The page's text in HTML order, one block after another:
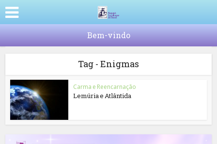
Bem-vindo
Tag - Enigmas
Carma e Reencarnação
Lemúria e Atlântida